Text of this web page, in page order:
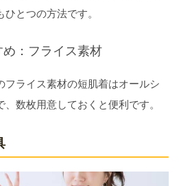
とつの方法です。
：フライス素材
ライス素材の短肌着はオールシ
数枚用意しておくと便利です。